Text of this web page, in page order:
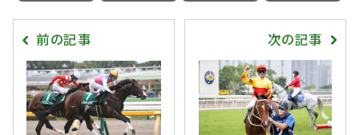
前の記事 次の記事